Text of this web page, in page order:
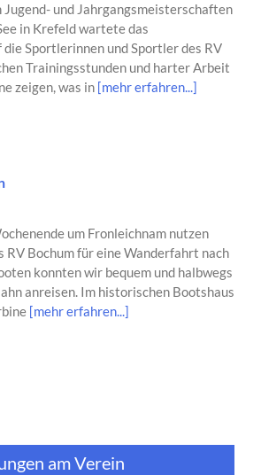
und Jahrgangsmeisterschaften
in Krefeld wartete das
Sportlerinnen und Sportler des RV
Trainingsstunden und harter Arbeit
zeigen, was in [mehr erfahren...]
um Fronleichnam nutzen
Bochum für eine Wanderfahrt nach
konnten wir bequem und halbwegs
anreisen. Im historischen Bootshaus
[mehr erfahren...]
am Verein